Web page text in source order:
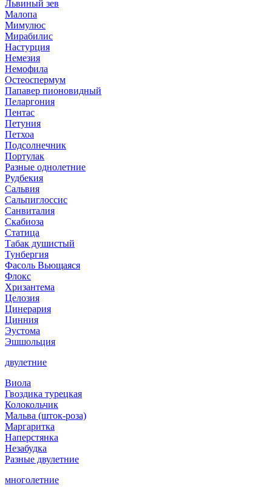
Львиный зев
Малопа
Мимулюс
Мирабилис
Настурция
Немезия
Немофила
Остеоспермум
Папавер пионовидный
Пеларгония
Пентас
Петуния
Петхоа
Подсолнечник
Портулак
Разные однолетние
Рудбекия
Сальвия
Сальпиглоссис
Санвиталия
Скабиоза
Статица
Табак душистый
Тунбергия
Фасоль Вьющаяся
Флокс
Хризантема
Целозия
Цинерария
Цинния
Эустома
Эшшольция
двулетние
Виола
Гвоздика турецкая
Колокольчик
Мальва (шток-роза)
Маргаритка
Наперстянка
Незабудка
Разные двулетние
многолетние